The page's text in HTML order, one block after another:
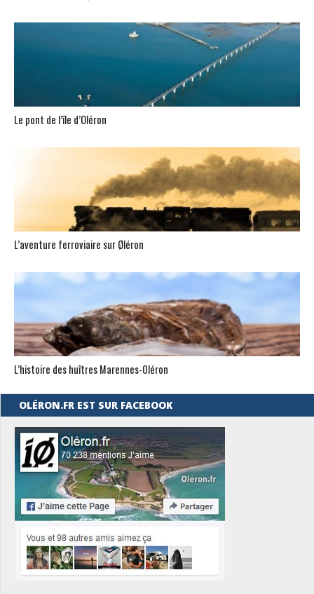
Le pont de l’île d’Oléron
L’aventure ferroviaire sur Øléron
L’histoire des huîtres Marennes-0léron
OLÉRON.FR EST SUR FACEBOOK